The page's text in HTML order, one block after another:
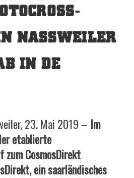
NASSWEILER W
IN DE B
23. Mai 2019 – Im
etablierte
zum CosmosDirekt
ein saarländisches